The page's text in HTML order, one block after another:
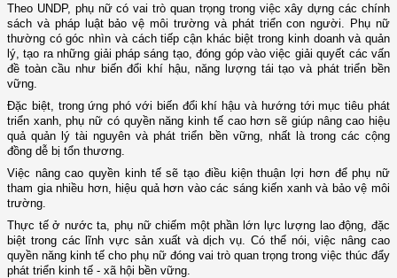
Theo UNDP, phụ nữ có vai trò quan trọng trong việc xây dựng các chính
sách và pháp luật bảo vệ môi trường và phát triển con người. Phụ nữ
thường có góc nhìn và cách tiếp cận khác biệt trong kinh doanh và quản
lý, tạo ra những giải pháp sáng tạo, đóng góp vào việc giải quyết các vấn
đề toàn cầu như biến đổi khí hậu, năng lượng tái tạo và phát triển bền
vững.
Đặc biệt, trong ứng phó với biến đổi khí hậu và hướng tới mục tiêu phát
triển xanh, phụ nữ có quyền năng kinh tế cao hơn sẽ giúp nâng cao hiệu
quả quản lý tài nguyên và phát triển bền vững, nhất là trong các cộng
đồng dễ bị tổn thương.
Việc nâng cao quyền kinh tế sẽ tạo điều kiện thuận lợi hơn để phụ nữ
tham gia nhiều hơn, hiệu quả hơn vào các sáng kiến xanh và bảo vệ môi
trường.
Thực tế ở nước ta, phụ nữ chiếm một phần lớn lực lượng lao động, đặc
biệt trong các lĩnh vực sản xuất và dịch vụ. Có thể nói, việc nâng cao
quyền năng kinh tế cho phụ nữ đóng vai trò quan trọng trong việc thúc đẩy
phát triển kinh tế - xã hội bền vững.